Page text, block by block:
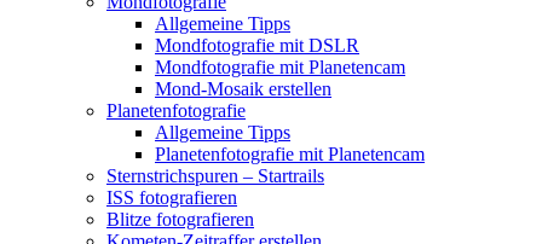
Allgemeine Tipps
Mondfotografie mit DSLR
Mondfotografie mit Planetencam
Mond-Mosaik erstellen
Planetenfotografie
Allgemeine Tipps
Planetenfotografie mit Planetencam
Sternstrichspuren – Startrails
ISS fotografieren
Blitze fotografieren